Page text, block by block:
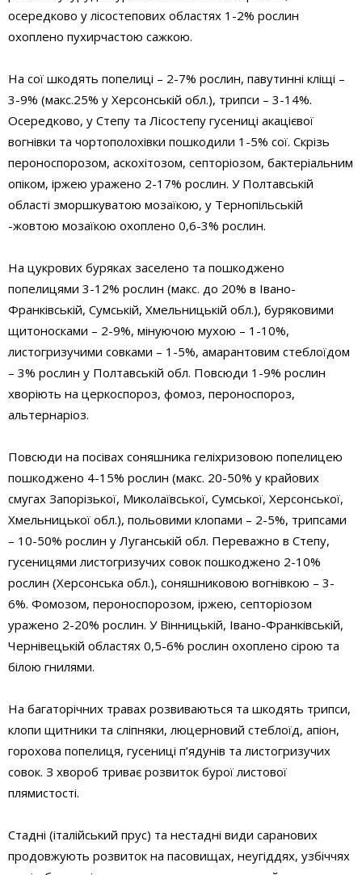
осередково у лісостепових областях 1-2% рослин
охоплено пухирчастою сажкою.
На сої шкодять попелиці – 2-7% рослин, павутинні кліщі –
3-9% (макс.25% у Херсонській обл.), трипси – 3-14%.
Осередково, у Степу та Лісостепу гусениці акацієвої
вогнівки та чортополохівки пошкодили 1-5% сої. Скрізь
пероноспорозом, аскохітозом, септоріозом, бактеріальним
опіком, іржею уражено 2-17% рослин. У Полтавській
області зморшкуватою мозаїкою, у Тернопільській
-жовтою мозаїкою охоплено 0,6-3% рослин.
На цукрових буряках заселено та пошкоджено
попелицями 3-12% рослин (макс. до 20% в Івано-
Франківській, Сумській, Хмельницькій обл.), буряковими
щитоносками – 2-9%, мінуючою мухою – 1-10%,
листогризучими совками – 1-5%, амарантовим стеблоїдом
– 3% рослин у Полтавській обл. Повсюди 1-9% рослин
хворіють на церкоспороз, фомоз, пероноспороз,
альтернаріоз.
Повсюди на посівах соняшника геліхризовою попелицею
пошкоджено 4-15% рослин (макс. 20-50% у крайових
смугах Запорізької, Миколаївської, Сумської, Херсонської,
Хмельницької обл.), польовими клопами – 2-5%, трипсами
– 10-50% рослин у Луганській обл. Переважно в Степу,
гусеницями листогризучих совок пошкоджено 2-10%
рослин (Херсонська обл.), соняшниковою вогнівкою – 3-
6%. Фомозом, пероноспорозом, іржею, септоріозом
уражено 2-20% рослин. У Вінницькій, Івано-Франківській,
Чернівецькій областях 0,5-6% рослин охоплено сірою та
білою гнилями.
На багаторічних травах розвиваються та шкодять трипси,
клопи щитники та сліпняки, люцерновий стеблоїд, апіон,
горохова попелиця, гусениці п’ядунів та листогризучих
совок. З хвороб триває розвиток бурої листової
плямистості.
Стадні (італійський прус) та нестадні види саранових
продовжують розвиток на пасовищах, неугіддях, узбіччях